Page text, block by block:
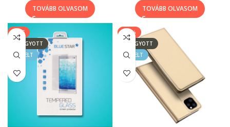
TOVÁBB OLVASOM TOVÁBB OLVASOM
SALE
ELFOGYOTT
KIEMELT
-33%
ELFOGYOTT
KIEMELT